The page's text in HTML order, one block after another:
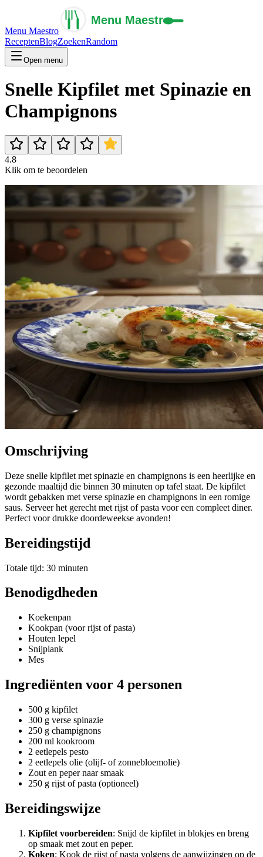
Menu Maestro
ReceptenBlogZoekenRandom
Open menu
Snelle Kipfilet met Spinazie en
Champignons
4.8
Klik om te beoordelen
Omschrijving
Deze snelle kipfilet met spinazie en champignons is een heerlijke en
gezonde maaltijd die binnen 30 minuten op tafel staat. De kipfilet
wordt gebakken met verse spinazie en champignons in een romige
saus. Serveer het gerecht met rijst of pasta voor een compleet diner.
Perfect voor drukke doordeweekse avonden!
Bereidingstijd
Totale tijd: 30 minuten
Benodigdheden
Koekenpan
Kookpan (voor rijst of pasta)
Houten lepel
Snijplank
Mes
Ingrediënten voor 4 personen
500 g kipfilet
300 g verse spinazie
250 g champignons
200 ml kookroom
2 eetlepels pesto
2 eetlepels olie (olijf- of zonnebloemolie)
Zout en peper naar smaak
250 g rijst of pasta (optioneel)
Bereidingswijze
Kipfilet voorbereiden: Snijd de kipfilet in blokjes en breng
op smaak met zout en peper.
Koken: Kook de rijst of pasta volgens de aanwijzingen op de